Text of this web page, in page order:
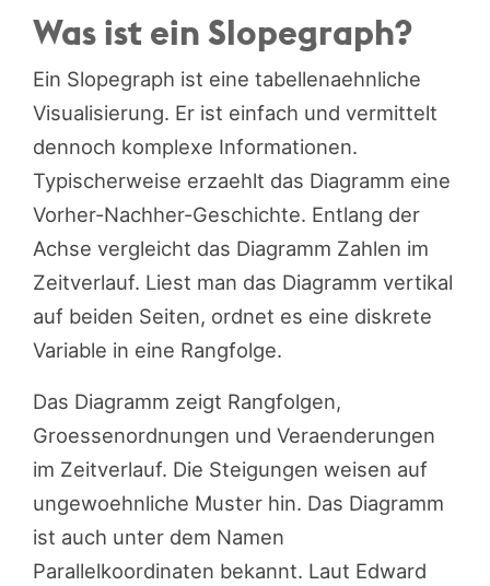
Was ist ein Slopegraph?
Ein Slopegraph ist eine tabellenaehnliche
Visualisierung. Er ist einfach und vermittelt
dennoch komplexe Informationen.
Typischerweise erzaehlt das Diagramm eine
Vorher-Nachher-Geschichte. Entlang der
Achse vergleicht das Diagramm Zahlen im
Zeitverlauf. Liest man das Diagramm vertikal
auf beiden Seiten, ordnet es eine diskrete
Variable in eine Rangfolge.
Das Diagramm zeigt Rangfolgen,
Groessenordnungen und Veraenderungen
im Zeitverlauf. Die Steigungen weisen auf
ungewoehnliche Muster hin. Das Diagramm
ist auch unter dem Namen
Parallelkoordinaten bekannt. Laut Edward